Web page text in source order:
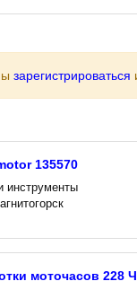
зарегистрироваться
135570
инструменты
моточасов 228